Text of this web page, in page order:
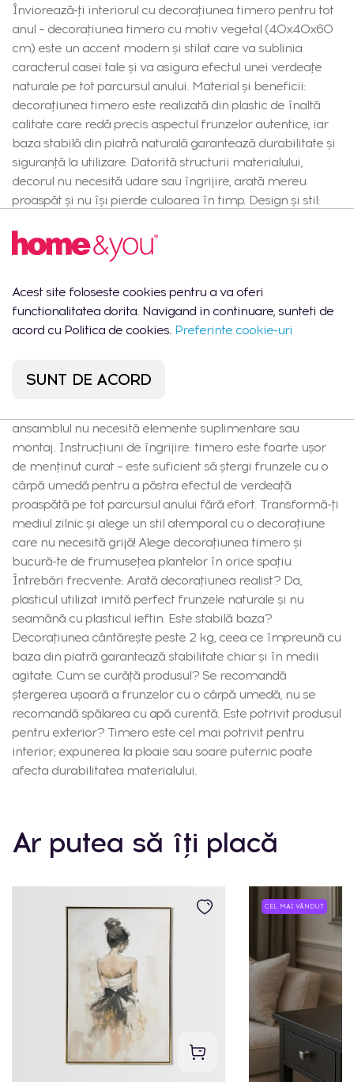
Înviorează-ți interiorul cu decorațiunea timero pentru tot
anul – decorațiunea timero cu motiv vegetal (40x40x60
cm) este un accent modern și stilat care va sublinia
caracterul casei tale și va asigura efectul unei verdeațe
naturale pe tot parcursul anului. Material și beneficii:
decorațiunea timero este realizată din plastic de înaltă
calitate care redă precis aspectul frunzelor autentice, iar
baza stabilă din piatră naturală garantează durabilitate și
siguranță la utilizare. Datorită structurii materialului,
decorul nu necesită udare sau îngrijire, arată mereu
proaspăt și nu își pierde culoarea în timp. Design și stil:
compoziție impresionantă, modernă, perfectă pentru
living, birou sau recepție. Ghiveciul cilindric, canelat, de
minimalist. Timero se potrivește perfect în interioare
moderne și scandinave și este o alegere excelentă ca un
cadou elegant. Funcții și conținut: decorațiunea include o
impresionante: lățime 40 cm, lungime 40 cm, înălțime
60 cm, greutate 2,092 kg. Piatra naturală și materialul de
ansamblul nu necesită elemente suplimentare sau
montaj. Instrucțiuni de îngrijire: timero este foarte ușor
de menținut curat – este suficient să ștergi frunzele cu o
cârpă umedă pentru a păstra efectul de verdeață
proaspătă pe tot parcursul anului fără efort. Transformă-ți
mediul zilnic și alege un stil atemporal cu o decorațiune
care nu necesită grijă! Alege decorațiunea timero și
bucură-te de frumusețea plantelor în orice spațiu.
Întrebări frecvente: Arată decorațiunea realist? Da,
plasticul utilizat imită perfect frunzele naturale și nu
seamănă cu plasticul ieftin. Este stabilă baza?
Decorațiunea cântărește peste 2 kg, ceea ce împreună cu
baza din piatră garantează stabilitate chiar și în medii
agitate. Cum se curăță produsul? Se recomandă
ștergerea ușoară a frunzelor cu o cârpă umedă, nu se
recomandă spălarea cu apă curentă. Este potrivit produsul
pentru exterior? Timero este cel mai potrivit pentru
interior; expunerea la ploaie sau soare puternic poate
afecta durabilitatea materialului.
Ar putea să îți placă
CEL MAI VÂNDUT
Acest site foloseste cookies pentru a va oferi
functionalitatea dorita. Navigand in continuare, sunteti de
acord cu Politica de cookies. Preferinte cookie-uri
SUNT DE ACORD